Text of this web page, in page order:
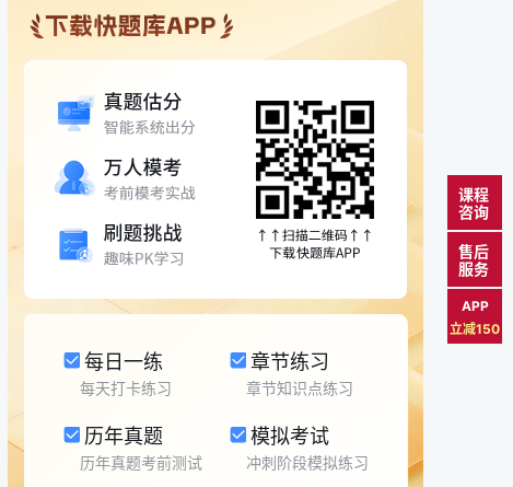
每日一练
每天打卡练习
章节练习
章节知识点练习
历年真题
历年真题考前测试
模拟考试
冲刺阶段模拟练习
课程
咨询
售后
服务
APP
立减150